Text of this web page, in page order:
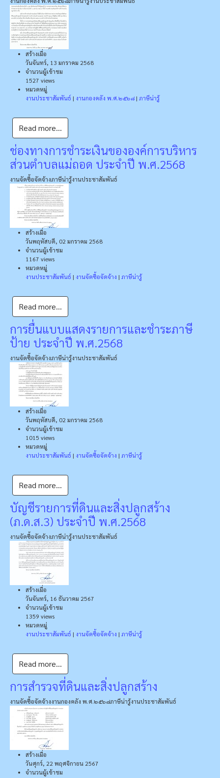
สร้างเมื่อ
วันจันทร์, 13 มกราคม 2568
จำนวนผู้เข้าชม
1527 views
หมวดหมู่
งานประชาสัมพันธ์ | งานกองคลัง พ.ศ.๒๕๖๘ | ภาษีน่ารู้
Read more...
ช่องทางการชำระเงินขององค์การบริหาร
ส่วนตำบลแม่ถอด ประจำปี พ.ศ.2568
งานจัดซื้อจัดจ้างภาษีน่ารู้งานประชาสัมพันธ์
สร้างเมื่อ
วันพฤหัสบดี, 02 มกราคม 2568
จำนวนผู้เข้าชม
1167 views
หมวดหมู่
งานประชาสัมพันธ์ | งานจัดซื้อจัดจ้าง | ภาษีน่ารู้
Read more...
การยื่นแบบแสดงรายการและชำระภาษี
ป้าย ประจำปี พ.ศ.2568
งานจัดซื้อจัดจ้างภาษีน่ารู้งานประชาสัมพันธ์
สร้างเมื่อ
วันพฤหัสบดี, 02 มกราคม 2568
จำนวนผู้เข้าชม
1015 views
หมวดหมู่
งานประชาสัมพันธ์ | งานจัดซื้อจัดจ้าง | ภาษีน่ารู้
Read more...
บัญชีรายการที่ดินและสิ่งปลูกสร้าง
(ภ.ด.ส.3) ประจำปี พ.ศ.2568
งานจัดซื้อจัดจ้างภาษีน่ารู้งานประชาสัมพันธ์
สร้างเมื่อ
วันจันทร์, 16 ธันวาคม 2567
จำนวนผู้เข้าชม
1359 views
หมวดหมู่
งานประชาสัมพันธ์ | งานจัดซื้อจัดจ้าง | ภาษีน่ารู้
Read more...
การสำรวจที่ดินและสิ่งปลูกสร้าง
งานจัดซื้อจัดจ้างงานกองคลัง พ.ศ.๒๕๖๘ภาษีน่ารู้งานประชาสัมพันธ์
สร้างเมื่อ
วันศุกร์, 22 พฤศจิกายน 2567
จำนวนผู้เข้าชม